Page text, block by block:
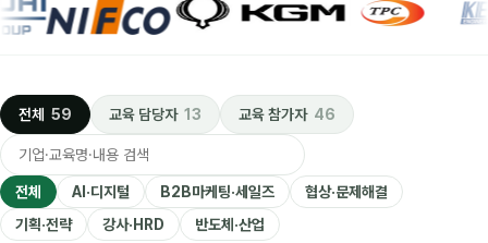
💼 비즈니스 스킬 13
🌏 글로벌 비즈니스
🎓 강사육성 · 교수법
🏭 산업 특화
전체 59 교육 담당자 13 교육 참가자 46
전체 AI·디지털 B2B마케팅·세일즈
협상·문제해결
기획·전략
강사·HRD 반도체·산업